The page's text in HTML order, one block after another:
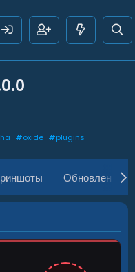
#oxide #plugins
Обновления